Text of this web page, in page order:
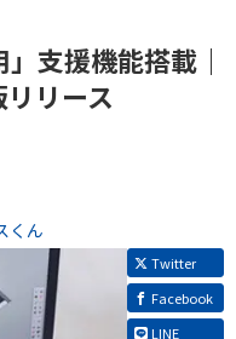
支援機能搭載｜
リリース
くん
Twitter
Facebook
LINE